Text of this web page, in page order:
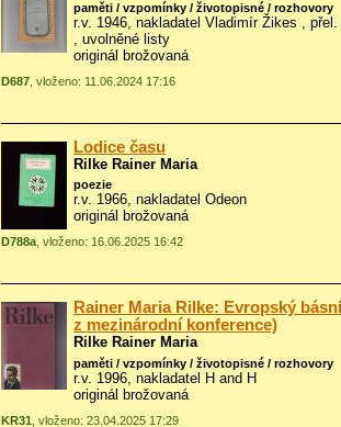
paměti / vzpomínky / životopisné / rozhovory
r.v. 1946, nakladatel Vladimír Žikes ,
, uvolněné listy
originál brožovaná
D687 , vloženo: 11.06.2024 17:16
Lodice času
Rilke Rainer Maria
poezie
r.v. 1966, nakladatel Odeon
originál brožovaná
D788a , vloženo: 16.06.2025 16:42
Rainer Maria Rilke: Evropský
z mezinárodní konference)
Rilke Rainer Maria
paměti / vzpomínky / životopisné / rozhovory
r.v. 1996, nakladatel H and H
originál brožovaná
KR31 , vloženo: 23.04.2025 17:29